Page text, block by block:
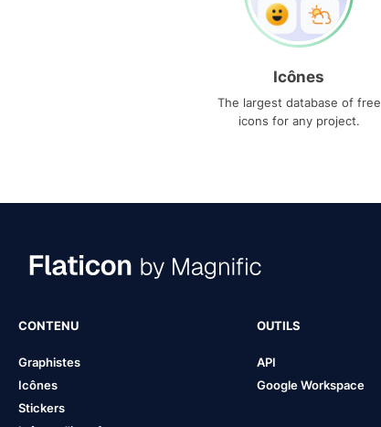
Icônes
The largest database of free
icons for any project.
CONTENU
Graphistes
Icônes
Stickers
OUTILS
API
Google Workspace